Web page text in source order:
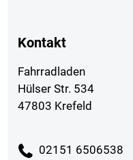
Kontakt
Fahrradladen
Hülser Str. 534
47803 Krefeld
02151 6506538